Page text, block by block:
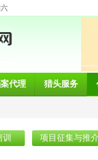
代理 猎头服务
项目征集与推